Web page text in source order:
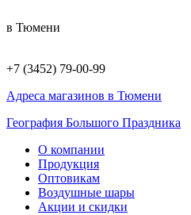
в Тюмени
+7 (3452) 79-00-99
Адреса магазинов в Тюмени
География Большого Праздника
О компании
Продукция
Оптовикам
Воздушные шары
Акции и скидки